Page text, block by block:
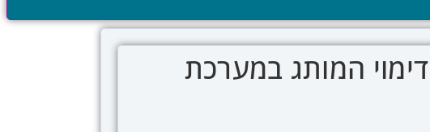
דימוי המותג במערכת